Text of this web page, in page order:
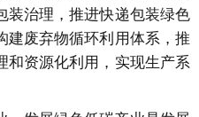
装治理，推进快递包装绿色
建废弃物循环利用体系，推
和资源化利用，实现生产系